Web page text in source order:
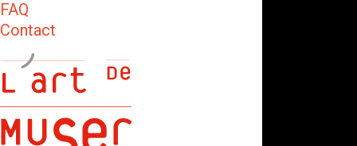
FAQ
Contact